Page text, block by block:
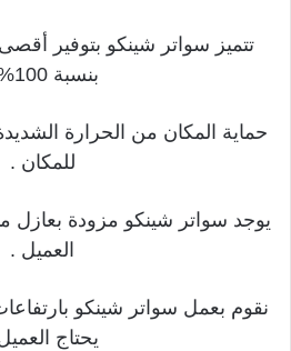
تتميز سواتر شينكو بتوفير
بنسبة 100% .
حماية المكان من الحرارة
للمكان .
يوجد سواتر شينكو مزودة بعازل
العميل .
نقوم بعمل سواتر شينكو
يحتاج